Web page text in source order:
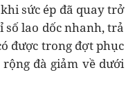
sức ép đã quay trở
lao dốc nhanh, trả
được trong đợt phục
đà giảm về dưới